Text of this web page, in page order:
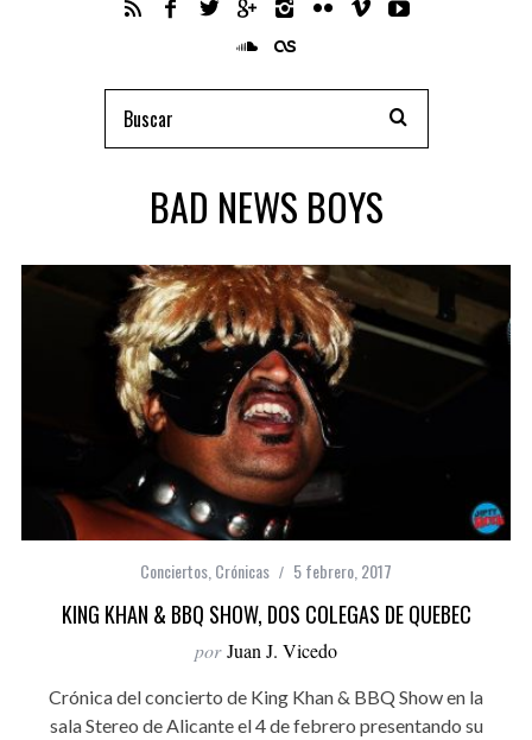
BAD NEWS BOYS
Conciertos Crónicas 5 febrero, 2017
KING KHAN & BBQ SHOW, DOS COLEGAS DE QUEBEC
por Juan J. Vicedo
Crónica del concierto de King Khan & BBQ Show en la
sala Stereo de Alicante el 4 de febrero presentando su